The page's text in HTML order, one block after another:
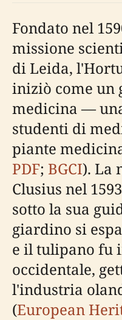
Fondato nel
missione
di Leida,
iniziò come un
medicina —
studenti di
piante
PDF; BGCI). La
Clusius nel
sotto la sua
giardino si
e il tulipano fu
occidentale,
l'industria
(European